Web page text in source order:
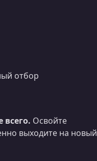
отбор
Освойте
выходите на новый